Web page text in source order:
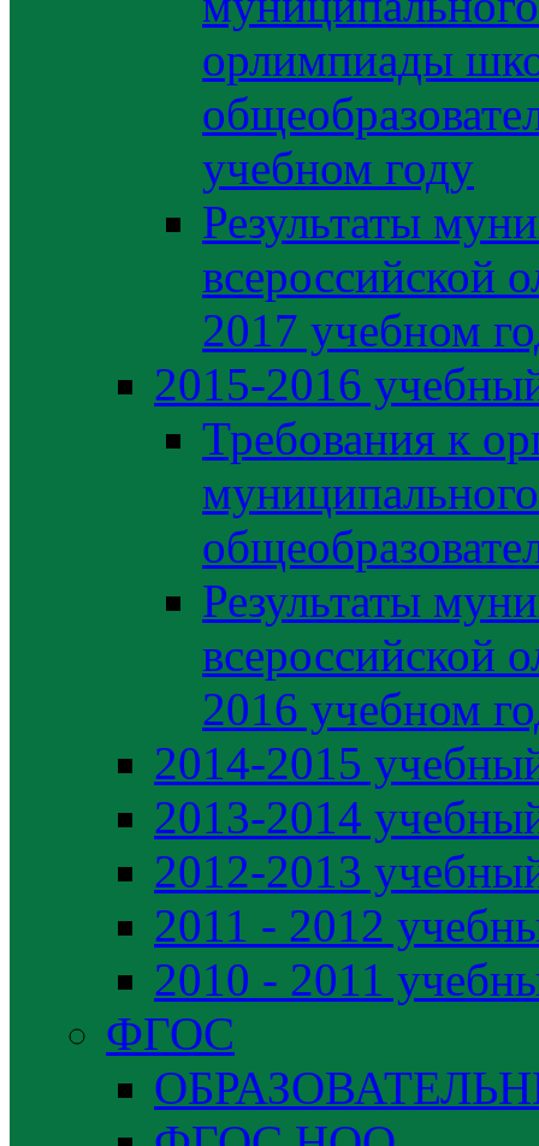
орлимпиады
учебном году
Результаты
всероссийской
2017 учебном
2015-2016
Требования к
Результаты
всероссийской
2016 учебном
2014-2015
2013-2014
2012-2013
2011 - 2012
2010 - 2011
ФГОС